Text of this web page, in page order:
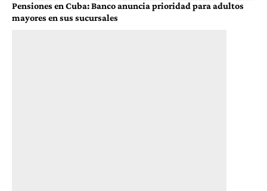
Pensiones en Cuba: Banco anuncia prioridad para adultos
mayores en sus sucursales